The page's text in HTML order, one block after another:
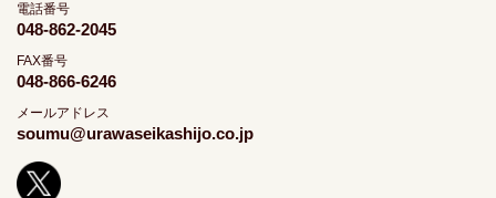
電話番号
048-862-2045
FAX番号
048-866-6246
メールアドレス
soumu@urawaseikashijo.co.jp